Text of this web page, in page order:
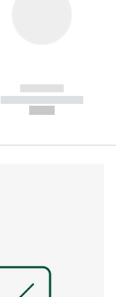
------------
----------- -----------